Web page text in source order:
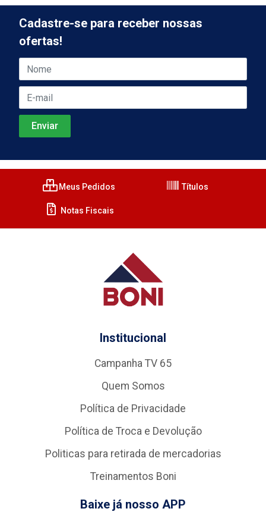
Cadastre-se para receber nossas
ofertas!
Meus Pedidos Títulos
Notas Fiscais
Institucional
Campanha TV 65
Quem Somos
Política de Privacidade
Política de Troca e Devolução
Politicas para retirada de mercadorias
Treinamentos Boni
Baixe já nosso APP